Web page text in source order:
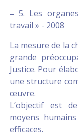
– 5. Les
travail » - 2008
La mesure de la
grande
Justice. Pour
une structure
œuvre.
L’objectif est
moyens
efficaces.